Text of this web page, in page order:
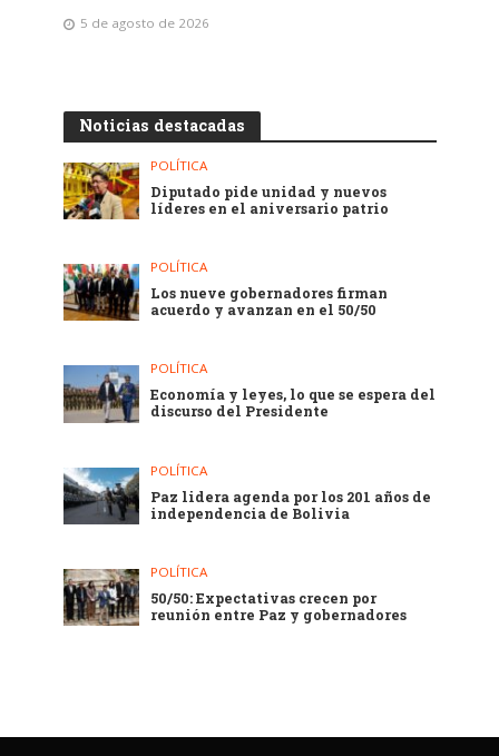
5 de agosto de 2026
Noticias destacadas
POLÍTICA
Diputado pide unidad y nuevos
líderes en el aniversario patrio
POLÍTICA
Los nueve gobernadores firman
acuerdo y avanzan en el 50/50
POLÍTICA
Economía y leyes, lo que se espera del
discurso del Presidente
POLÍTICA
Paz lidera agenda por los 201 años de
independencia de Bolivia
POLÍTICA
50/50: Expectativas crecen por
reunión entre Paz y gobernadores